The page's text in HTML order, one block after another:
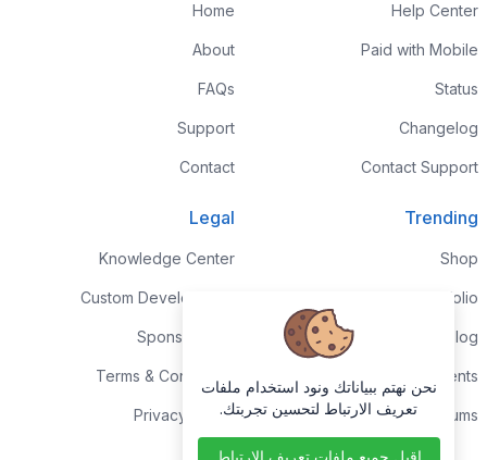
Help Center
Paid with Mobile
Status
Changelog
Contact Support
Home
About
FAQs
Support
Contact
Trending
Shop
Portfolio
Blog
Events
Forums
Legal
Knowledge Center
Custom Development
Sponsorships
Terms & Conditions
Privacy Policy
نحن نهتم ببياناتك ونود استخدام ملفات
تعريف الارتباط لتحسين تجربتك.
اقبل جميع ملفات تعريف الارتباط